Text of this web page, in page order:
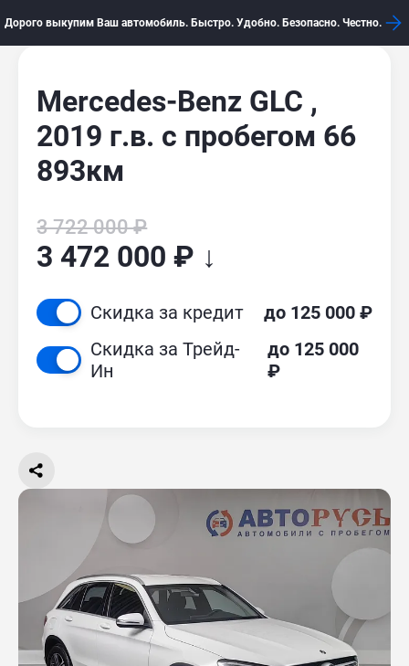
Дорого выкупим Ваш автомобиль. Быстро. Удобно. Безопасно. Честно.
Mercedes-Benz GLC ,
2019 г.в. с пробегом 66
893км
3 722 000 ₽
3 472 000 ₽ ↓
Скидка за кредит
до 125 000 ₽
Скидка за Трейд-
Ин
до 125 000
₽